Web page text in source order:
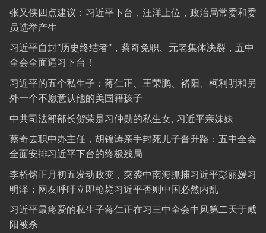
张又侠四点建议：习近平下台，汪洋上位，政治局常委和委
员选举产生
习近平自封“历史终结者”，蔡奇免职、元老集体决裂，五中
全会全面逼习下台！
习近平的五个私生子：蒋仁正、王荣鹏、褚阳、柯利明和另
外一个不愿意认他的美国籍孩子
中共司法部部长贺荣是习仲勋的私生女, 习近平亲妹妹
蔡奇去职中办主任，胡锦涛亲手封死儿子晋升路：五中全会
全面安排习近平下台的终极残局
李桥铭正月初五发动政变，突袭中南海抓捕习近平彭丽媛习
明泽；网友呼吁立即枪毙习近平否则中国必然内乱
习近平最疼爱的私生子蒋仁正在习三中全会中风第二天于咸
阳被杀